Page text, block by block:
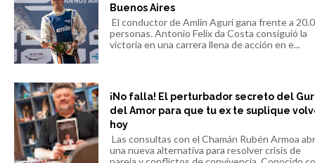
Buenos Aires
El conductor de Amlin Aguri gana frente a
personas. Antonio Felix da Costa consiguió la
victoria en una carrera llena de acción en e...
¡No falla! El perturbador secreto del
del Amor para que tu ex te suplique
hoy
Las consultas con el Chamán Rubén Armoa
una nueva alternativa para resolver crisis de